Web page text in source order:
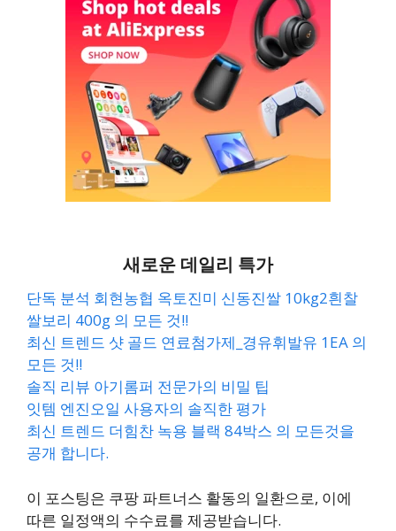
새로운 데일리 특가
단독 분석 회현농협 옥토진미 신동진쌀 10kg2흰찰
쌀보리 400g 의 모든 것!!
최신 트렌드 샷 골드 연료첨가제_경유휘발유 1EA 의
모든 것!!
솔직 리뷰 아기롬퍼 전문가의 비밀 팁
잇템 엔진오일 사용자의 솔직한 평가
최신 트렌드 더힘찬 녹용 블랙 84박스 의 모든것을
공개 합니다.
이 포스팅은 쿠팡 파트너스 활동의 일환으로, 이에
따른 일정액의 수수료를 제공받습니다.